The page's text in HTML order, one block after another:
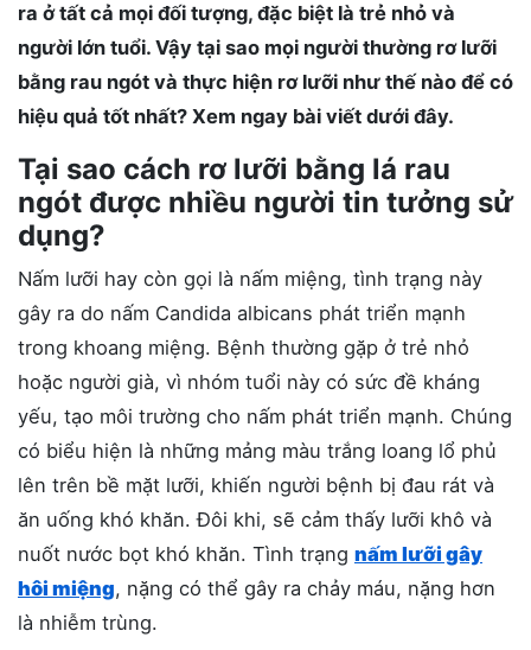
ra ở tất cả mọi đối tượng, đặc biệt là trẻ nhỏ và
người lớn tuổi. Vậy tại sao mọi người thường rơ lưỡi
bằng rau ngót và thực hiện rơ lưỡi như thế nào để có
hiệu quả tốt nhất? Xem ngay bài viết dưới đây.
Tại sao cách rơ lưỡi bằng lá rau
ngót được nhiều người tin tưởng sử
dụng?
Nấm lưỡi hay còn gọi là nấm miệng, tình trạng này
gây ra do nấm Candida albicans phát triển mạnh
trong khoang miệng. Bệnh thường gặp ở trẻ nhỏ
hoặc người già, vì nhóm tuổi này có sức đề kháng
yếu, tạo môi trường cho nấm phát triển mạnh. Chúng
có biểu hiện là những mảng màu trắng loang lổ phủ
lên trên bề mặt lưỡi, khiến người bệnh bị đau rát và
ăn uống khó khăn. Đôi khi, sẽ cảm thấy lưỡi khô và
nuốt nước bọt khó khăn. Tình trạng nấm lưỡi gây
hôi miệng, nặng có thể gây ra chảy máu, nặng hơn
là nhiễm trùng.